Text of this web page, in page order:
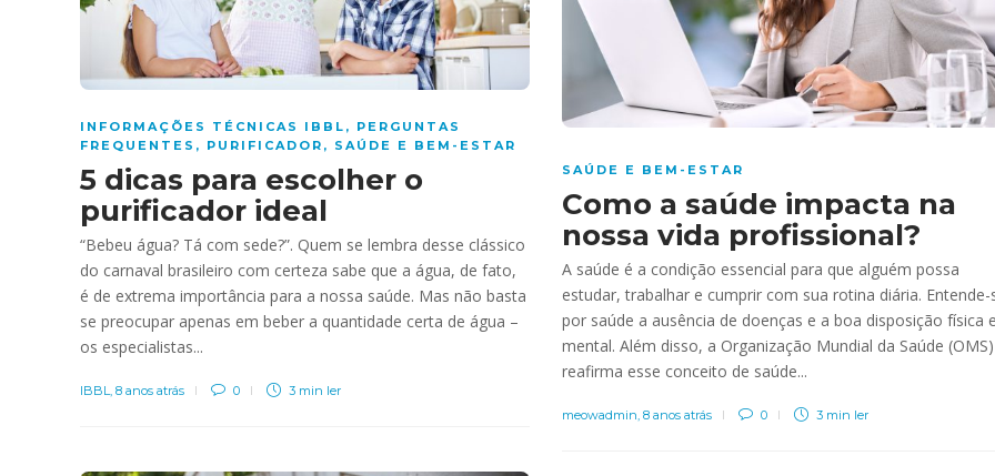
INFORMAÇÕES TÉCNICAS IBBL , PERGUNTAS
FREQUENTES , PURIFICADOR , SAÚDE E BEM-ESTAR
5 dicas para escolher o
purificador ideal
“Bebeu água? Tá com sede?”. Quem se lembra desse clássico
do carnaval brasileiro com certeza sabe que a água, de fato,
é de extrema importância para a nossa saúde. Mas não basta
se preocupar apenas em beber a quantidade certa de água –
os especialistas...
IBBL 8 anos atrás 0 3 min ler
SAÚDE E BEM-ESTAR
Como a saúde impacta na
nossa vida profissional?
A saúde é a condição essencial para que alguém possa
estudar, trabalhar e cumprir com sua rotina diária. Entende-
por saúde a ausência de doenças e a boa disposição física
mental. Além disso, a Organização Mundial da Saúde (OMS)
reafirma esse conceito de saúde...
meowadmin 8 anos atrás 0 3 min ler